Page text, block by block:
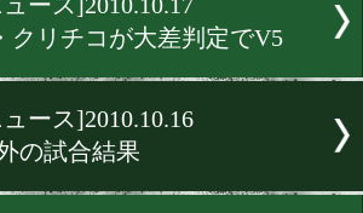
[ニュース]2010.10.19
W・クリチコ、英国新鋭と
戦
[ニュース]2010.10.17